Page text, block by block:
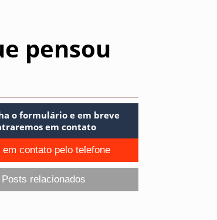
pensou
o formulário e em breve
em contato
em contato pelo telefone
Posts relacionados